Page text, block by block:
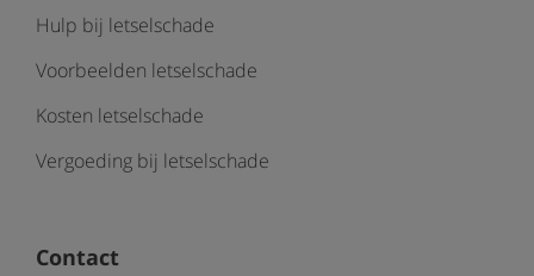
Hulp bij letselschade
Voorbeelden letselschade
Kosten letselschade
Vergoeding bij letselschade
Contact